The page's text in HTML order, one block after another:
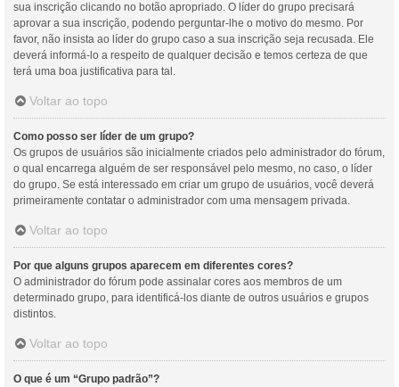
sua inscrição clicando no botão apropriado. O líder do grupo precisará
aprovar a sua inscrição, podendo perguntar-lhe o motivo do mesmo. Por
favor, não insista ao líder do grupo caso a sua inscrição seja recusada. Ele
deverá informá-lo a respeito de qualquer decisão e temos certeza de que
terá uma boa justificativa para tal.
Voltar ao topo
Como posso ser líder de um grupo?
Os grupos de usuários são inicialmente criados pelo administrador do fórum,
o qual encarrega alguém de ser responsável pelo mesmo, no caso, o líder
do grupo. Se está interessado em criar um grupo de usuários, você deverá
primeiramente contatar o administrador com uma mensagem privada.
Voltar ao topo
Por que alguns grupos aparecem em diferentes cores?
O administrador do fórum pode assinalar cores aos membros de um
determinado grupo, para identificá-los diante de outros usuários e grupos
distintos.
Voltar ao topo
O que é um “Grupo padrão”?